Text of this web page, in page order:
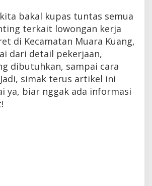
bakal kupas tuntas semua
terkait lowongan kerja
di Kecamatan Muara Kuang,
dari detail pekerjaan,
dibutuhkan, sampai cara
simak terus artikel ini
ya, biar nggak ada informasi